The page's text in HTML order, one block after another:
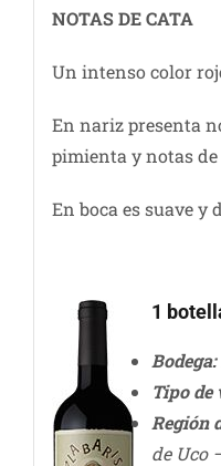
NOTAS DE CATA
Un intenso color
En nariz presenta
pimienta y notas
En boca es suave y
1
Bodega:
Tipo de
Región
de Uco